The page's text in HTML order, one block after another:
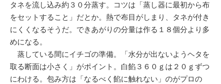
タネを流し込み約３０分蒸す。コツは「蒸し器に最初から布
をセットすること」だとか。熱で布目がしまり、タネが付き
にくくなるそうだ。できあがりの分量は作る１８個分より多
めになる。
蒸している間にイチゴの準備。「水分が出ないようヘタを
取る断面は小さく」がポイント。白餡３６０ｇは２０ｇずつ
にわける。包み方は「なるべく餡に触れない」のがプロの